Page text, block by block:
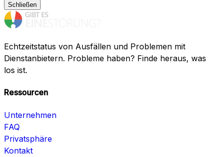
Schließen
Echtzeitstatus von Ausfällen und Problemen mit
Dienstanbietern. Probleme haben? Finde heraus, was
los ist.
Ressourcen
Unternehmen
FAQ
Privatsphäre
Kontakt